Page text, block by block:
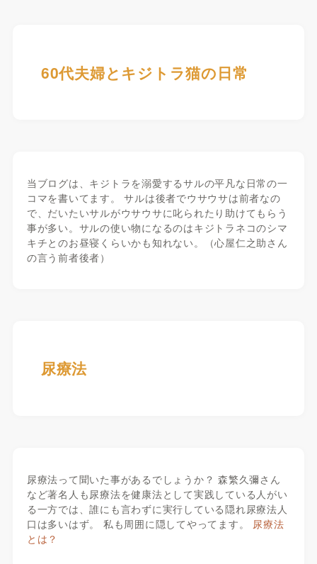
60代夫婦とキジトラ猫の日常
当ブログは、キジトラを溺愛するサルの平凡な日常の一
コマを書いてます。 サルは後者でウサウサは前者なの
で、だいたいサルがウサウサに叱られたり助けてもらう
事が多い。サルの使い物になるのはキジトラネコのシマ
キチとのお昼寝くらいかも知れない。（心屋仁之助さん
の言う前者後者）
尿療法
尿療法って聞いた事があるでしょうか？ 森繁久彌さん
など著名人も尿療法を健康法として実践している人がい
る一方では、誰にも言わずに実行している隠れ尿療法人
口は多いはず。 私も周囲に隠してやってます。 尿療法
とは？